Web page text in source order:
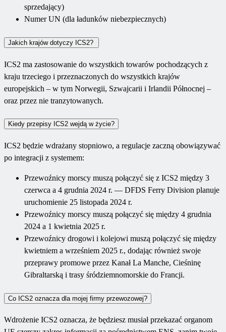
sprzedający)
Numer UN (dla ładunków niebezpiecznych)
Jakich krajów dotyczy ICS2?
ICS2 ma zastosowanie do wszystkich towarów pochodzących z
kraju trzeciego i przeznaczonych do wszystkich krajów
europejskich – w tym Norwegii, Szwajcarii i Irlandii Północnej –
oraz przez nie tranzytowanych.
Kiedy przepisy ICS2 wejdą w życie?
ICS2 będzie wdrażany stopniowo, a regulacje zaczną obowiązywać
po integracji z systemem:
Przewoźnicy morscy muszą połączyć się z ICS2 między 3
czerwca a 4 grudnia 2024 r. — DFDS Ferry Division planuje
uruchomienie 25 listopada 2024 r.
Przewoźnicy morscy muszą połączyć się między 4 grudnia
2024 a 1 kwietnia 2025 r.
Przewoźnicy drogowi i kolejowi muszą połączyć się między
kwietniem a wrześniem 2025 r., dodając również swoje
przeprawy promowe przez Kanał La Manche, Cieśninę
Gibraltarską i trasy śródziemnomorskie do Francji.
Co ICS2 oznacza dla mojej firmy przewozowej?
Wdrożenie ICS2 oznacza, że będziesz musiał przekazać organom